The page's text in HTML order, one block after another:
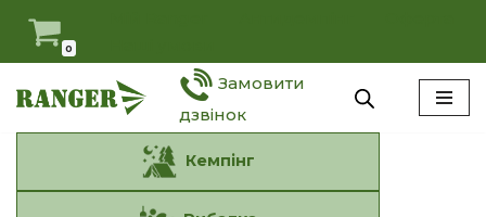
Перейти
до
вмісту
0
Замовити
дзвінок
Кемпінг